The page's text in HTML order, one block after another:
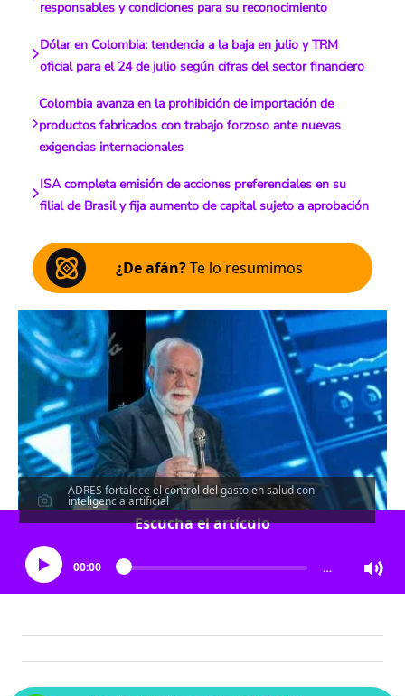
responsables y condiciones para su reconocimiento
Dólar en Colombia: tendencia a la baja en julio y TRM
oficial para el 24 de julio según cifras del sector financiero
Colombia avanza en la prohibición de importación de
productos fabricados con trabajo forzoso ante nuevas
exigencias internacionales
ISA completa emisión de acciones preferenciales en su
filial de Brasil y fija aumento de capital sujeto a aprobación
¿De afán?Te lo resumimos
ADRES fortalece el control del gasto en salud con
inteligencia artificial
Escucha el artículo
00:00 …